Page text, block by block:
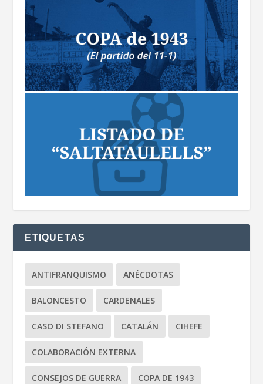
ETIQUETAS
ANTIFRANQUISMO ANÉCDOTAS
BALONCESTO CARDENALES
CASO DI STEFANO CATALÁN CIHEFE
COLABORACIÓN EXTERNA
CONSEJOS DE GUERRA COPA DE 1943